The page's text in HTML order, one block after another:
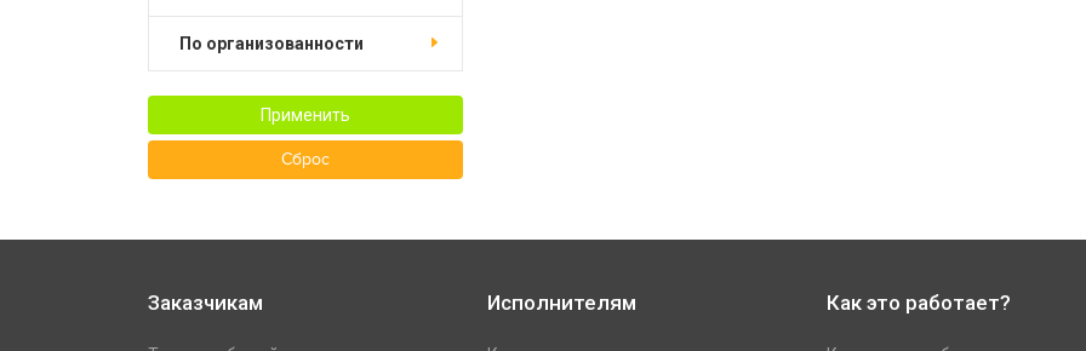
по организованности
Применить
Сброс
Заказчикам Исполнителям Как это работает?